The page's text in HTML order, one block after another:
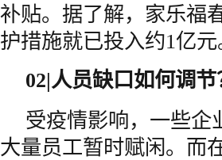
补贴。据了解，家乐福
护措施就已投入约1亿元
02|人员缺口如何调节
受疫情影响，一些企
大量员工暂时赋闲。而